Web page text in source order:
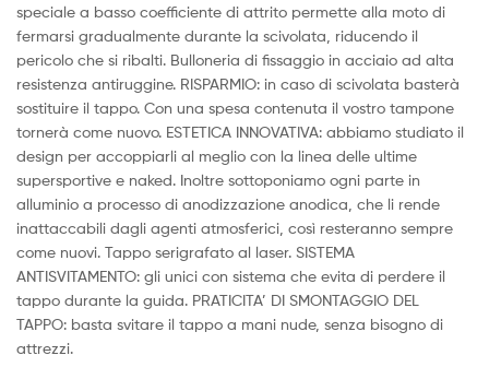
speciale a basso coefficiente di attrito permette alla moto di
fermarsi gradualmente durante la scivolata, riducendo il
pericolo che si ribalti. Bulloneria di fissaggio in acciaio ad alta
resistenza antiruggine. RISPARMIO: in caso di scivolata basterà
sostituire il tappo. Con una spesa contenuta il vostro tampone
tornerà come nuovo. ESTETICA INNOVATIVA: abbiamo studiato il
design per accoppiarli al meglio con la linea delle ultime
supersportive e naked. Inoltre sottoponiamo ogni parte in
alluminio a processo di anodizzazione anodica, che li rende
inattaccabili dagli agenti atmosferici, così resteranno sempre
come nuovi. Tappo serigrafato al laser. SISTEMA
ANTISVITAMENTO: gli unici con sistema che evita di perdere il
tappo durante la guida. PRATICITA’ DI SMONTAGGIO DEL
TAPPO: basta svitare il tappo a mani nude, senza bisogno di
attrezzi.